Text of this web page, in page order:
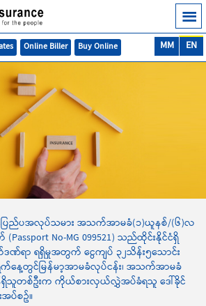
EN
MM
Buy Online
Online Biller
င်ပြည်ပအလုပ်သမား အသက်အာမခံ(၁)ယူနစ်/(၆)လ
No-MG 099521) သည်ထိုင်းနိုင်ငံရှိ
ဏ်ရာ ရရှိမှုအတွက် ငွေကျပ် ၃၂သိန်း၅သောင်း
နေ့တွင်မြန်မာ့အာမခံလုပ်ငန်း၊ အသက်အာမခံ
န်ရှိသူတစ်ဦးက ကိုယ်စားလှယ်လွှဲအပ်ခံရသူ ဒေါ်ခိုင်
ပ်စဥ်။